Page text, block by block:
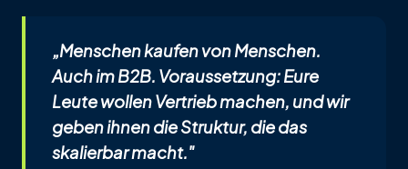
„Menschen kaufen von Menschen.
Auch im B2B. Voraussetzung: Eure
LeutewollenVertrieb machen, und wir
geben ihnen die Struktur, die das
skalierbar macht."